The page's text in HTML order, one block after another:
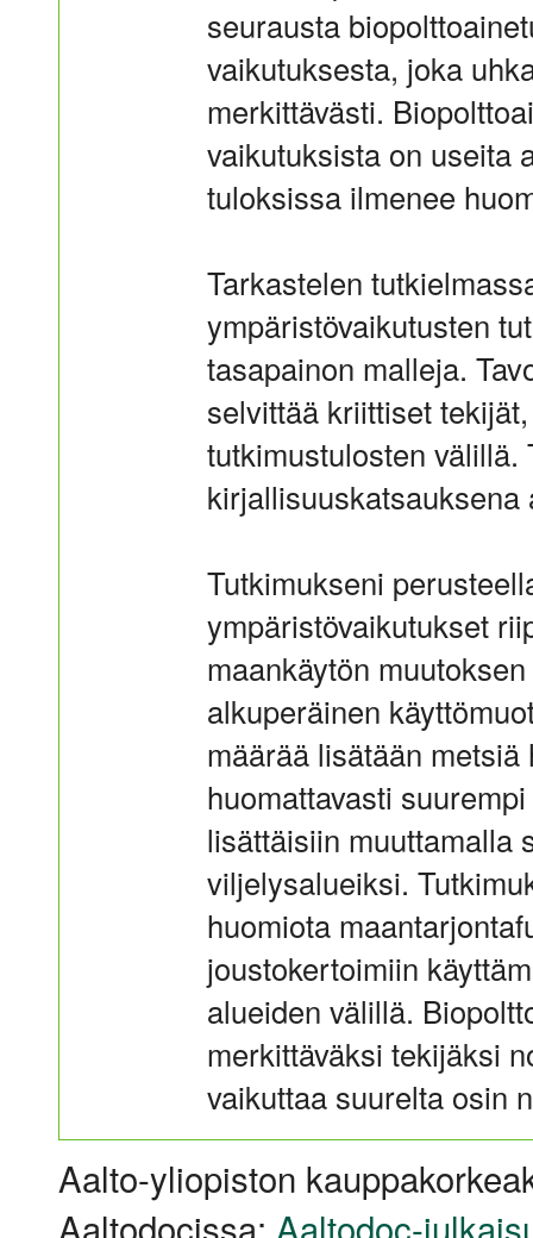
seurausta
vaikutuksesta, joka
merkittävästi.
vaikutuksista on useita
tuloksissa ilmenee
Tarkastelen
ympäristövaikutusten
tasapainon malleja.
selvittää kriittiset
tutkimustulosten välillä.
Tutkimukseni
ympäristövaikutukset
maankäytön
alkuperäinen
määrää lisätään
huomattavasti
lisättäisiin muuttamalla
viljelysalueiksi.
huomiota
joustokertoimiin
alueiden välillä.
merkittäväksi tekijäksi
vaikuttaa suurelta osin
Aalto-yliopiston
Aaltodocissa: Aaltodoc-